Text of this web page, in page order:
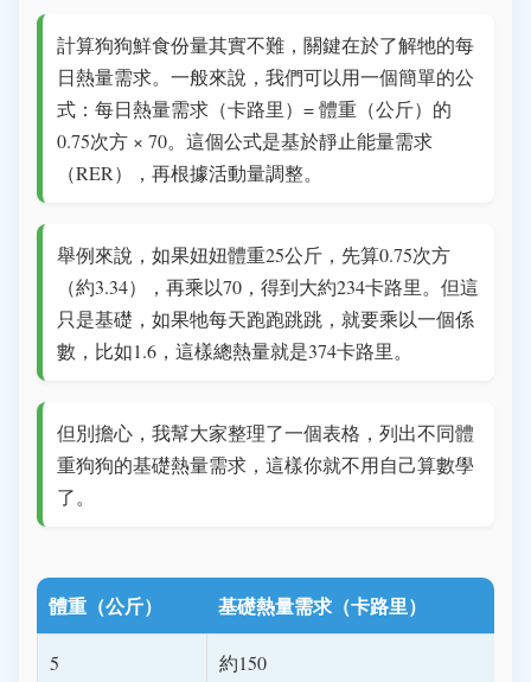
計算狗狗鮮食份量其實不難，關鍵在於了解牠的每
日熱量需求。一般來說，我們可以用一個簡單的公
式：每日熱量需求（卡路里）= 體重（公斤）的
0.75次方 × 70。這個公式是基於靜止能量需求
（RER），再根據活動量調整。
舉例來說，如果妞妞體重25公斤，先算0.75次方
（約3.34），再乘以70，得到大約234卡路里。但這
只是基礎，如果牠每天跑跑跳跳，就要乘以一個係
數，比如1.6，這樣總熱量就是374卡路里。
但別擔心，我幫大家整理了一個表格，列出不同體
重狗狗的基礎熱量需求，這樣你就不用自己算數學
了。
體重（公斤） 基礎熱量需求（卡路里）
5 約150